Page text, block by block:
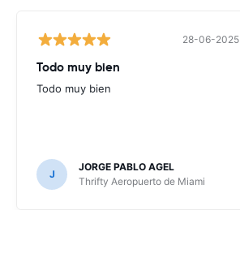
28-06-2025
Todo muy bien
Todo muy bien
J
JORGE PABLO AGEL
Thrifty Aeropuerto de Miami